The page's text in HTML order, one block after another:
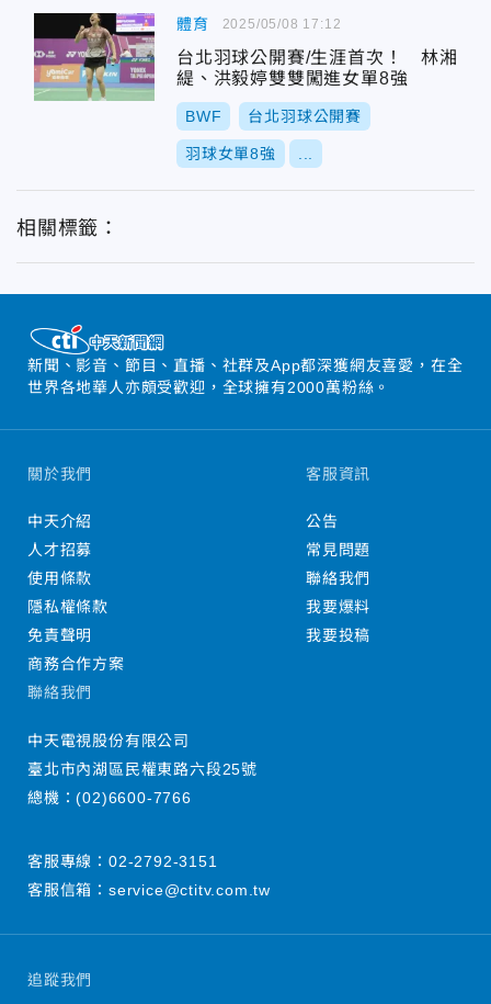
體育
台北羽球公開賽/生涯首次！ 林湘
緹、洪毅婷雙雙闖進女單8強
BWF 台北羽球公開賽
羽球女單8強
2025/05/08 17:12
相關標籤：
新聞、影音、節目、直播、社群及App都深獲網友喜愛，在全
世界各地華人亦頗受歡迎，全球擁有2000萬粉絲。
追蹤我們
關於我們
中天介紹
人才招募
使用條款
隱私權條款
免責聲明
商務合作方案
客服資訊
公告
常見問題
聯絡我們
我要爆料
我要投稿
聯絡我們
中天電視股份有限公司
臺北市內湖區民權東路六段25號
總機：(02)6600-7766
客服專線： 02-2792-3151
客服信箱： service@ctitv.com.tw